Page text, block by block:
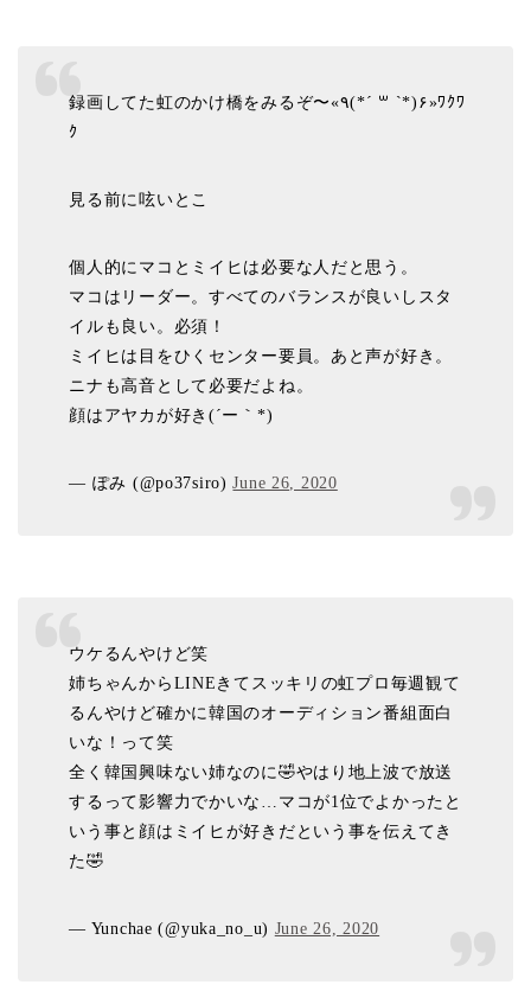
録画してた虹のかけ橋をみるぞ〜«٩(*´ ꒳ `*)۶»ﾜｸﾜ
ｸ
見る前に呟いとこ
個人的にマコとミイヒは必要な人だと思う。
マコはリーダー。すべてのバランスが良いしスタ
イルも良い。必須！
ミイヒは目をひくセンター要員。あと声が好き。
ニナも高音として必要だよね。
顔はアヤカが好き(´ー｀*)
— ぽみ (@po37siro)June 26, 2020
ウケるんやけど笑
姉ちゃんからLINEきてスッキリの虹プロ毎週観て
るんやけど確かに韓国のオーディション番組面白
いな！って笑
全く韓国興味ない姉なのに🤣やはり地上波で放送
するって影響力でかいな…マコが1位でよかったと
いう事と顔はミイヒが好きだという事を伝えてき
た🤣
— Yunchae (@yuka_no_u) June 26, 2020